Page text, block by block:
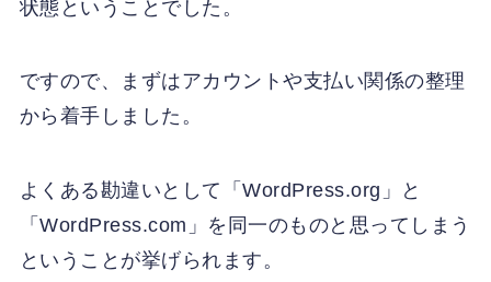
状態ということでした。
ですので、まずはアカウントや支払い関係の整理
から着手しました。
よくある勘違いとして「WordPress.org」と
「WordPress.com」を同一のものと思ってしまう
ということが挙げられます。